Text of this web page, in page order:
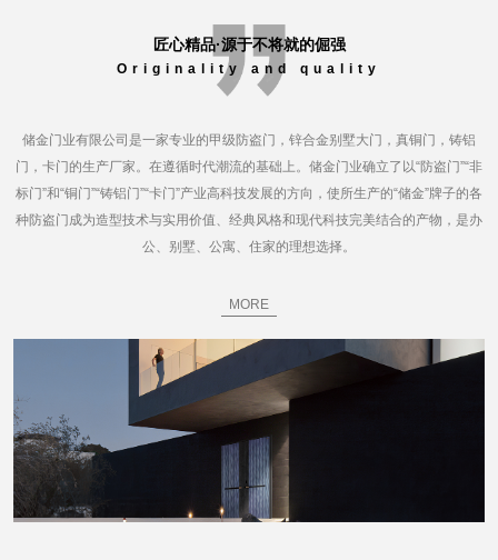
匠心精品·源于不将就的倔强
Originality and quality
储金门业有限公司是一家专业的甲级防盗门，锌合金别墅大门，真铜门，铸铝
门，卡门的生产厂家。在遵循时代潮流的基础上。储金门业确立了以“防盗门”“非
标门”和“铜门”“铸铝门”“卡门”产业高科技发展的方向，使所生产的“储金”牌子的各
种防盗门成为造型技术与实用价值、经典风格和现代科技完美结合的产物，是办
公、别墅、公寓、住家的理想选择。
MORE